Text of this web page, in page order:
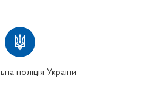
поліція України